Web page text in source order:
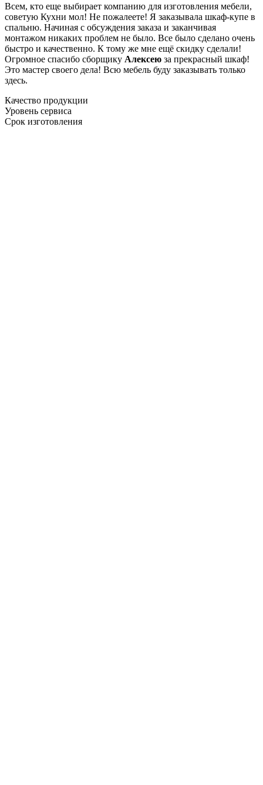
Всем, кто еще выбирает компанию для изготовления мебели,
советую Кухни мол! Не пожалеете! Я заказывала шкаф-купе в
спальню. Начиная с обсуждения заказа и заканчивая
монтажом никаких проблем не было. Все было сделано очень
быстро и качественно. К тому же мне ещё скидку сделали!
Огромное спасибо сборщику Алексею за прекрасный шкаф!
Это мастер своего дела! Всю мебель буду заказывать только
здесь.
Качество продукции
Уровень сервиса
Срок изготовления